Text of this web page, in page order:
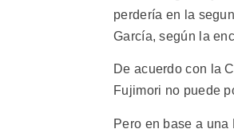
perdería en la
García, según la
De acuerdo con la
Fujimori no puede
Pero en base a